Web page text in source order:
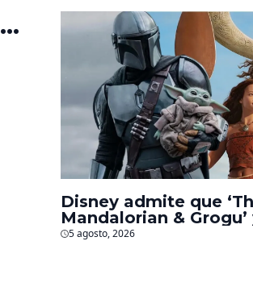
Disney admite que
Mandalorian & Grogu’
fueron decepciones
5 agosto, 2026